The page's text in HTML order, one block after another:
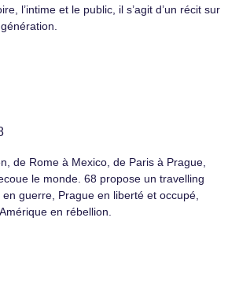
l’intime et le public, il s’agit d’un récit sur
de Rome à Mexico, de Paris à Prague,
le monde. 68 propose un travelling
guerre, Prague en liberté et occupé,
en rébellion.